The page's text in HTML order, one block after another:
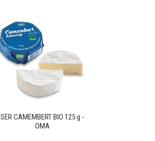
SER CAMEMBERT BIO 125 g -
OMA